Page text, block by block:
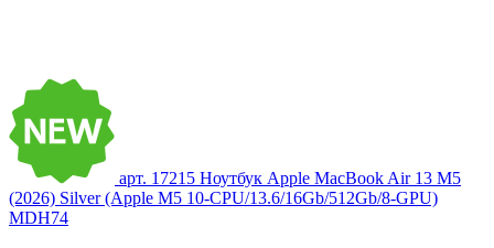
арт. 17215 Ноутбук Apple MacBook Air 13 M5
(2026) Silver (Apple M5 10-CPU/13.6/16Gb/512Gb/8-GPU)
MDH74